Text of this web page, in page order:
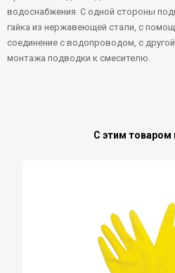
водоснабжения. С одной стороны
гайка из нержавеющей стали, с
соединение с водопроводом, с
монтажа подводки к смесителю.
С этим товаром